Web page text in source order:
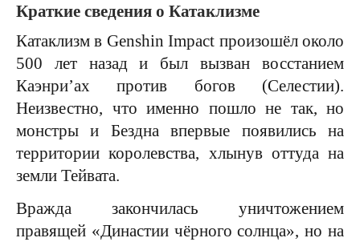
Краткие сведения о Катаклизме
Катаклизм в Genshin Impact произошёл около
500 лет назад и был вызван восстанием
Каэнри’ах против богов (Селестии).
Неизвестно, что именно пошло не так, но
монстры и Бездна впервые появились на
территории королевства, хлынув оттуда на
земли Тейвата.
Вражда закончилась уничтожением
правящей «Династии чёрного солнца», но на